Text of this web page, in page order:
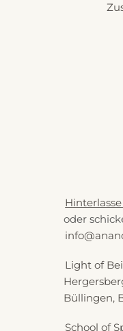
oder
Light of
Büllingen,
School of